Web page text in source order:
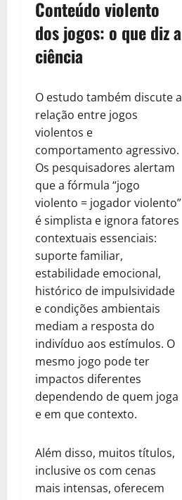
Conteúdo violento
dos jogos: o que diz a
ciência
O estudo também discute a
relação entre jogos
violentos e
comportamento agressivo.
Os pesquisadores alertam
que a fórmula “jogo
violento = jogador violento”
é simplista e ignora fatores
contextuais essenciais:
suporte familiar,
estabilidade emocional,
histórico de impulsividade
e condições ambientais
mediam a resposta do
indivíduo aos estímulos. O
mesmo jogo pode ter
impactos diferentes
dependendo de quem joga
e em que contexto.
Além disso, muitos títulos,
inclusive os com cenas
mais intensas, oferecem